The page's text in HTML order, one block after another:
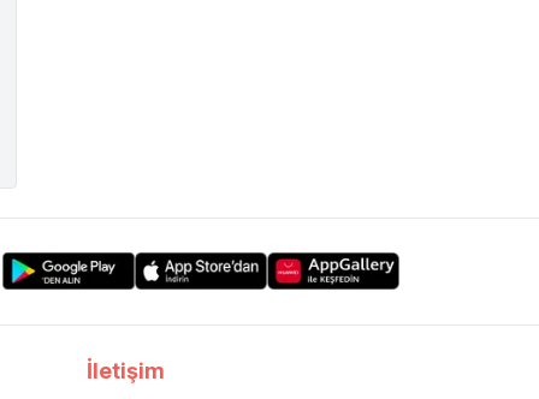
İletişim